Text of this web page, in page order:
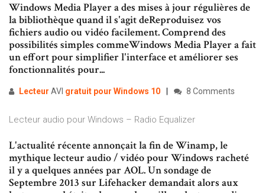
Windows Media Player a des mises à jour régulières de
la bibliothèque quand il s'agit deReproduisez vos
fichiers audio ou vidéo facilement. Comprend des
possibilités simples commeWindows Media Player a fait
un effort pour simplifier l'interface et améliorer ses
fonctionnalités pour...
Lecteur AVI gratuit pour Windows 10 8 Comments
Lecteur audio pour Windows – Radio Equalizer
L'actualité récente annonçait la fin de Winamp, le
mythique lecteur audio / vidéo pour Windows racheté
il y a quelques années par AOL. Un sondage de
Septembre 2013 sur Lifehacker demandait alors aux